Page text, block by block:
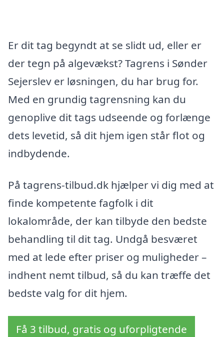
Er dit tag begyndt at se slidt ud, eller er
der tegn på algevækst? Tagrens i Sønder
Sejerslev er løsningen, du har brug for.
Med en grundig tagrensning kan du
genoplive dit tags udseende og forlænge
dets levetid, så dit hjem igen står flot og
indbydende.
På tagrens-tilbud.dk hjælper vi dig med at
finde kompetente fagfolk i dit
lokalområde, der kan tilbyde den bedste
behandling til dit tag. Undgå besværet
med at lede efter priser og muligheder –
indhent nemt tilbud, så du kan træffe det
bedste valg for dit hjem.
Få 3 tilbud, gratis og uforpligtende